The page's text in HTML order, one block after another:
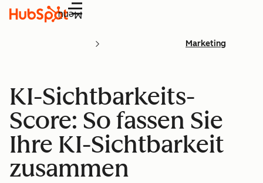
Menü
Marketing
KI-Sichtbarkeits-
Score: So fassen Sie
Ihre KI-Sichtbarkeit
zusammen